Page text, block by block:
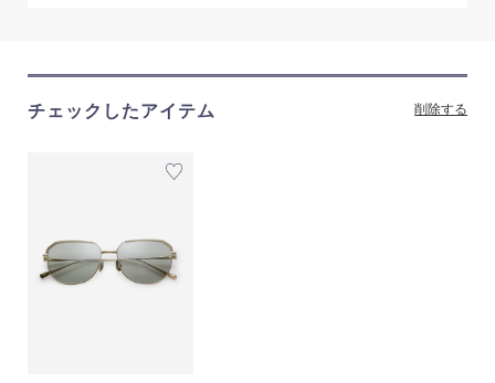
チェックしたアイテム 削除する